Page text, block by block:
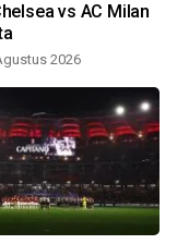
vs AC Milan
2026